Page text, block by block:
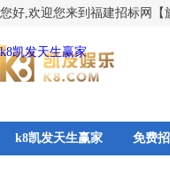
您好,欢迎您来到福建招标网【
k8凯发天生赢家
k8凯发天生赢家 免费